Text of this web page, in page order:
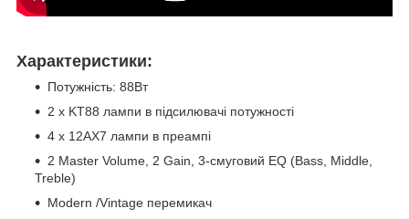
Характеристики:
Потужність: 88Вт
2 x KT88 лампи в підсилювачі потужності
4 x 12AX7 лампи в преампі
2 Master Volume, 2 Gain, 3-смуговий EQ (Bass, Middle,
Treble)
Modern /Vintage перемикач